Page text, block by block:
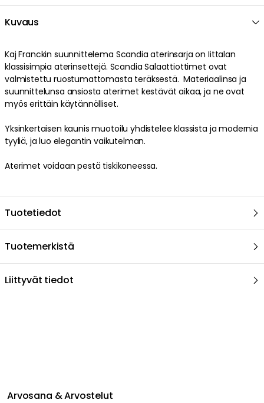
Kuvaus
Kaj Franckin suunnittelema Scandia aterinsarja on Iittalan
klassisimpia aterinsettejä. Scandia Salaattiottimet ovat
valmistettu ruostumattomasta teräksestä. Materiaalinsa ja
suunnittelunsa ansiosta aterimet kestävät aikaa, ja ne ovat
myös erittäin käytännölliset.
Yksinkertaisen kaunis muotoilu yhdistelee klassista ja modernia
tyyliä, ja luo elegantin vaikutelman.
Aterimet voidaan pestä tiskikoneessa.
Tuotetiedot
Tuotemerkistä
Liittyvät tiedot
Arvosana & Arvostelut